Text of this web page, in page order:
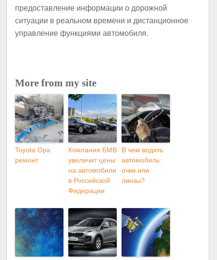
предоставление информации о дорожной
ситуации в реальном времени и дистанционное
управление функциями автомобиля.
More from my site
Toyota Opa
ремонт
Компания БМВ
увеличит цены
на автомобили
в Российской
Федерации
В чем водить
автомобиль:
очки или
линзы?